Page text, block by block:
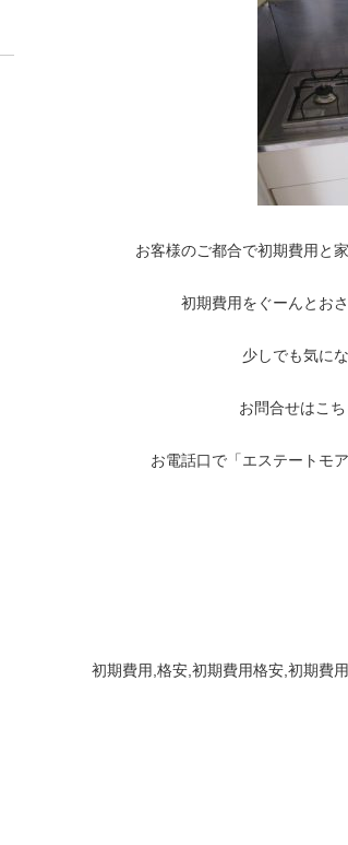
お客様のご都合で初期費用と
初期費用をぐーんとお
少しでも気に
お問合せはこ
お電話口で「エステートモ
初期費用,格安,初期費用格安,初期費